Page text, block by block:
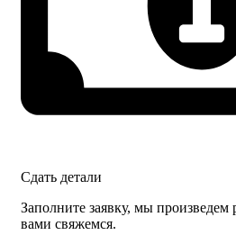
Сдать детали
Заполните заявку, мы произведем
вами свяжемся.